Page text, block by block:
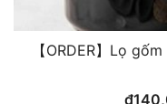
【ORDER】Lọ
₫